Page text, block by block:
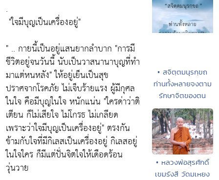
.
"ใจมีบุญเป็นเครื่องอยู่"
" .. กายนี้เป็นอยู่แสนยากลำบาก "การมี
ชีวิตอยู่จนวันนี้ นับเป็นวาสนานาบุญที่ทำ
มาแต่หนหลัง"ให้อยู่เย็นเป็นสุข
ปราศจากโรคภัย ไม่เจ็บร้ายแรง ผู้มีกุศล
ในใจ คือมีบุญในใจ หนักแน่น "ใครด่าว่าติ
เตียน ก็ไม่เสียใจ ไม่โกรธ ไม่เกลียด
เพราะว่าใจมีบุญเป็นเครื่องอยู่"ตรงกัน
ข้ามกับใจที่มีกิเลสเป็นเครื่องอยู่ กิเลสอยู่
ในใจใคร ก็มีแต่ปั่นจิตใจให้เดือดร้อน
วุ่นวาย
• สจิตฺตมนุรกฺขถ
ท่านทั้งหลายจงตาม
รักษาจิตของตน
• หลวงพ่อสุรศักดิ์
เขมรังสี วัดมเหยง